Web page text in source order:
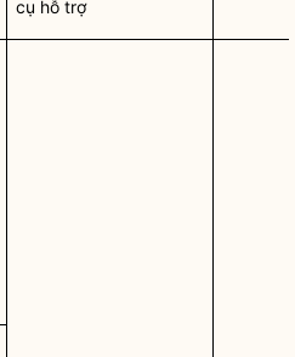
cụ hỗ trợ